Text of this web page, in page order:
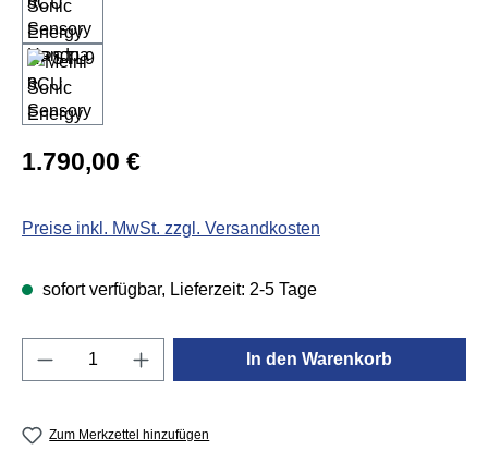
Regulärer Preis:
1.790,00 €
Preise inkl. MwSt. zzgl. Versandkosten
sofort verfügbar, Lieferzeit: 2-5 Tage
Produkt Anzahl: Gib den gewünschten
In den Warenkorb
Zum Merkzettel hinzufügen